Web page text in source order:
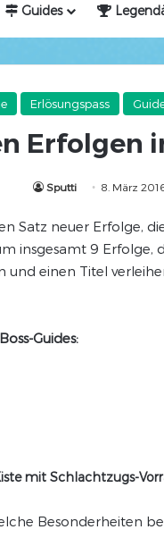
Guides
Erlösungspass
Erfolgen
Sputti 8. März
Satz neuer Erfolge,
insgesamt 9
einen Titel
Guides:
mit Schlachtzugs-
Besonderheiten